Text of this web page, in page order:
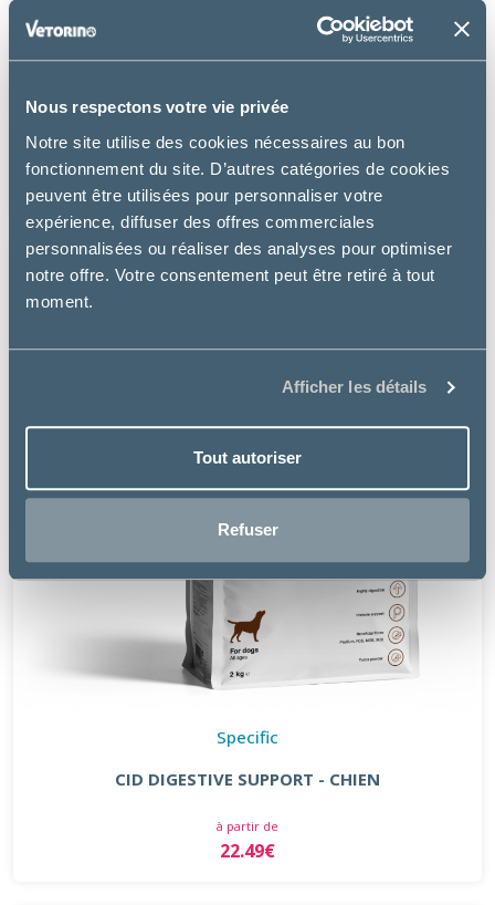
Nous respectons votre vie privée
Notre site utilise des cookies nécessaires au bon
fonctionnement du site. D’autres catégories de cookies
peuvent être utilisées pour personnaliser votre
expérience, diffuser des offres commerciales
personnalisées ou réaliser des analyses pour optimiser
notre offre. Votre consentement peut être retiré à tout
moment.
Afficher les détails
Tout autoriser
Refuser
CHIEN
23.99€
Specific
CID DIGESTIVE SUPPORT - CHIEN
à partir de
22.49€